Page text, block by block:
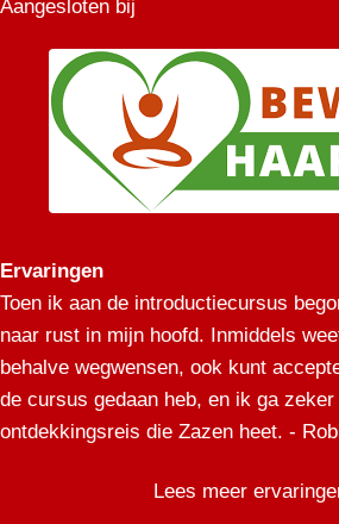
dan in stilte met elkaar het
Je werkelijke zelf is datgene wat je
en altijd zal blijven. Je hoeft dus
bent het al. Je bent jezelf wat
beslag als je wordt genomen door
denkt dat het van jezelf is.
dat zich om verlangens en
is dat wat niet van je afgenomen
Gedachten, wensen, verlangens,
vooroordelen, hoe je heet, je
‘bezit’ je niet, het kan allemaal van
afgenomen zonder dat je omvalt.
Met een sesshin geef je jezelf de
Aangesloten bij
Ervaringen
Toen ik aan de introductiecursus
naar rust in mijn hoofd. Inmiddels
behalve wegwensen, ook kunt
de cursus gedaan heb, en ik ga
ontdekkingsreis die Zazen heet. -
Lees meer